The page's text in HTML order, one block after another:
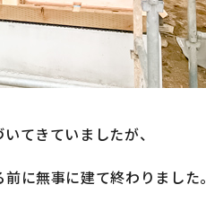
てきていましたが、
に無事に建て終わりました。